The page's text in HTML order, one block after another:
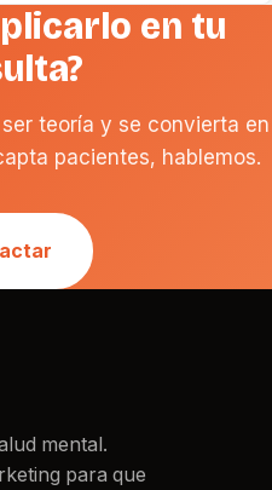
en tu
teoría y se convierta en
pacientes, hablemos.
mental.
para que